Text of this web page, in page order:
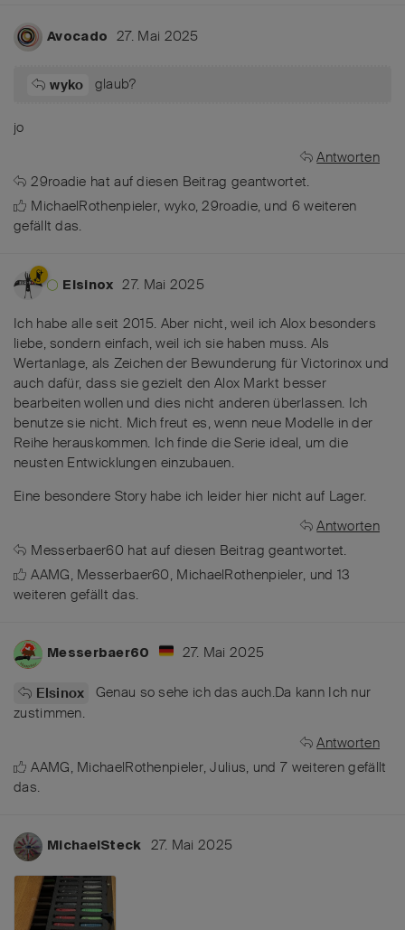
Avocado 27. Mai 2025
wyko glaub?
jo
Antworten
29roadie hat auf diesen Beitrag geantwortet.
MichaelRothenpieler, wyko,29roadie, und 6weiteren
gefällt das.
Elsinox 27. Mai 2025
Ich habe alle seit 2015. Aber nicht, weil ich Alox besonders
liebe, sondern einfach, weil ich sie haben muss. Als
Wertanlage, als Zeichen der Bewunderung für Victorinox und
auch dafür, dass sie gezielt den Alox Markt besser
bearbeiten wollen und dies nicht anderen überlassen. Ich
benutze sie nicht. Mich freut es, wenn neue Modelle in der
Reihe herauskommen. Ich finde die Serie ideal, um die
neusten Entwicklungen einzubauen.
Eine besondere Story habe ich leider hier nicht auf Lager.
Antworten
Messerbaer60 hat auf diesen Beitrag geantwortet.
AAMG, Messerbaer60, MichaelRothenpieler, und 13
weiteren gefällt das.
Messerbaer60 27. Mai 2025
Elsinox
Genau so sehe ich das auch.Da kann Ich nur
zustimmen.
Antworten
AAMG, MichaelRothenpieler,Julius, und7 weiteren gefällt
das.
MichaelSteck 27. Mai 2025